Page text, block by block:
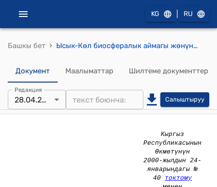
KG RU
Башкы бет › Ысык-Көл биосфералык аймагы жөнүндө (Кыргыз Республикасынын Өкмөтүнүн 2000-жылдын 24-январындагы № 40 токтому менен бекитилген) жобо
Документ Маалыматтар Шилтеме документтер
Редакция
28.04.2026 Салыштыруу